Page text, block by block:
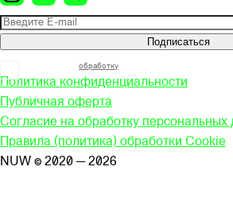
Подписаться
обработку
Политика конфиденциальности
Публичная оферта
Согласие на обработку персональных
Правила (политика) обработки Cookie
NUW © 2020 — 2026